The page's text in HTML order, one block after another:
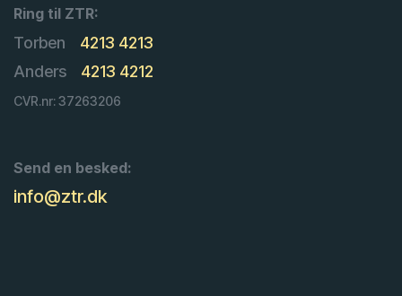
Ring til ZTR:
Torben
4213 4213
Anders
4213 4212
CVR.nr: 37263206
Send en besked:
info@ztr.dk